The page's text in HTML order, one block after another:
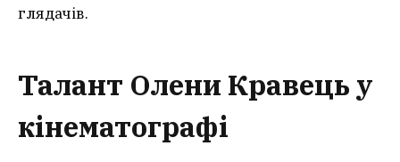
глядачів.
Талант Олени Кравець у
кінематографі